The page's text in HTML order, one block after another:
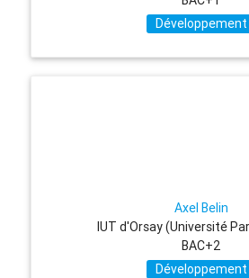
Développement
Axel Belin
IUT d'Orsay (Université
BAC+2
Développement